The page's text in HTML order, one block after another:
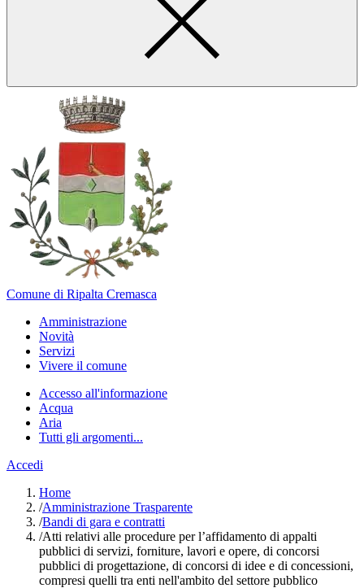
Comune di Ripalta Cremasca
Amministrazione
Novità
Servizi
Vivere il comune
Accesso all'informazione
Acqua
Aria
Tutti gli argomenti...
Accedi
Home
/Amministrazione Trasparente
/Bandi di gara e contratti
/Atti relativi alle procedure per l’affidamento di appalti
pubblici di servizi, forniture, lavori e opere, di concorsi
pubblici di progettazione, di concorsi di idee e di concessioni,
compresi quelli tra enti nell'ambito del settore pubblico